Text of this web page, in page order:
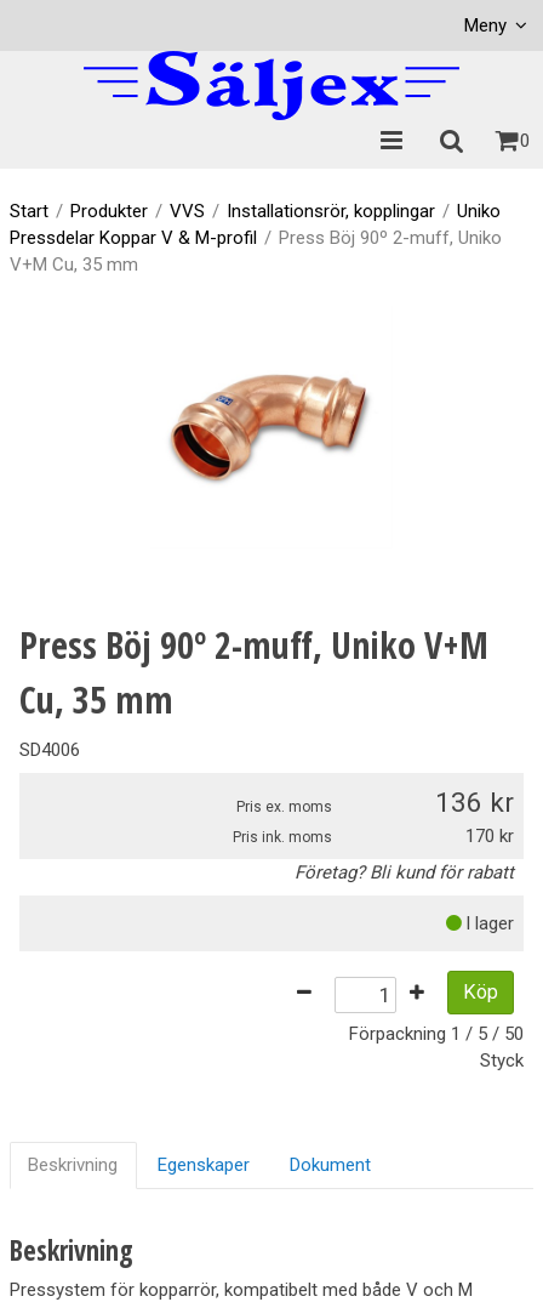
Meny
0
Start / Produkter / VVS / Installationsrör, kopplingar / Uniko
Pressdelar Koppar V & M-profil / Press Böj 90º 2-muff, Uniko
V+M Cu, 35 mm
Press Böj 90º 2-muff, Uniko V+M
Cu, 35 mm
SD4006
Pris ex. moms 136
Pris ink. moms
170
Företag? Bli kund för rabatt
I lager
Köp
Förpackning 1 / 5 / 50
Styck
Beskrivning Egenskaper Dokument
Beskrivning
Pressystem för kopparrör, kompatibelt med både V och M